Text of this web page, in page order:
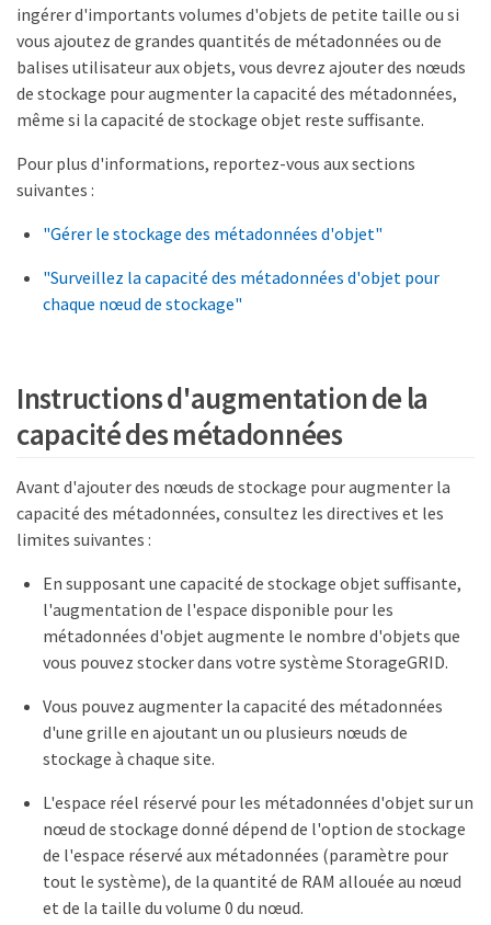
ingérer d'importants volumes d'objets de petite taille ou si
vous ajoutez de grandes quantités de métadonnées ou de
balises utilisateur aux objets, vous devrez ajouter des nœuds
de stockage pour augmenter la capacité des métadonnées,
même si la capacité de stockage objet reste suffisante.
Pour plus d'informations, reportez-vous aux sections
suivantes :
"Gérer le stockage des métadonnées d'objet"
"Surveillez la capacité des métadonnées d'objet pour
chaque nœud de stockage"
Instructions d'augmentation de la
capacité des métadonnées
Avant d'ajouter des nœuds de stockage pour augmenter la
capacité des métadonnées, consultez les directives et les
limites suivantes :
En supposant une capacité de stockage objet suffisante,
l'augmentation de l'espace disponible pour les
métadonnées d'objet augmente le nombre d'objets que
vous pouvez stocker dans votre système StorageGRID.
Vous pouvez augmenter la capacité des métadonnées
d'une grille en ajoutant un ou plusieurs nœuds de
stockage à chaque site.
L'espace réel réservé pour les métadonnées d'objet sur un
nœud de stockage donné dépend de l'option de stockage
de l'espace réservé aux métadonnées (paramètre pour
tout le système), de la quantité de RAM allouée au nœud
et de la taille du volume 0 du nœud.